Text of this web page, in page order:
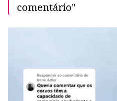
comentário"